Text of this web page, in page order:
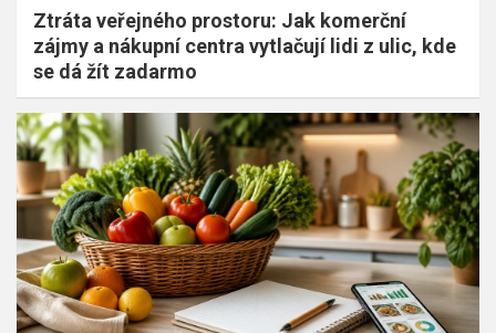
Ztráta veřejného prostoru: Jak komerční
zájmy a nákupní centra vytlačují lidi z ulic, kde
se dá žít zadarmo